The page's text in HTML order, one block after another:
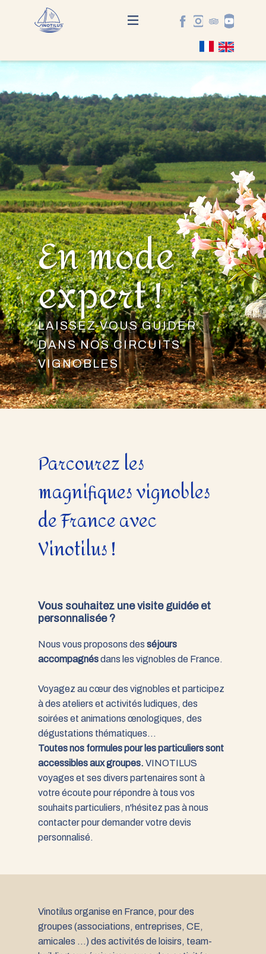
En mode
expert !
LAISSEZ-VOUS GUIDER
DANS NOS CIRCUITS
VIGNOBLES
Parcourez les
magnifiques vignobles
de France avec
Vinotilus !
Vous souhaitez une visite guidée et
personnalisée ?
Nous vous proposons des séjours
accompagnésdans les vignobles de France.
Voyagez au cœur des vignobles et participez
à des ateliers et activités ludiques, des
soirées et animations œnologiques, des
dégustations thématiques…
Toutes nos formules pour les particuliers sont
accessibles aux groupes. VINOTILUS
voyages et ses divers partenaires sont à
votre écoute pour répondre à tous vos
souhaits particuliers, n'hésitez pas à nous
contacter pour demander votre devis
personnalisé.
Vinotilus organise en France, pour des
groupes (associations, entreprises, CE,
amicales ...) des activités de loisirs, team-